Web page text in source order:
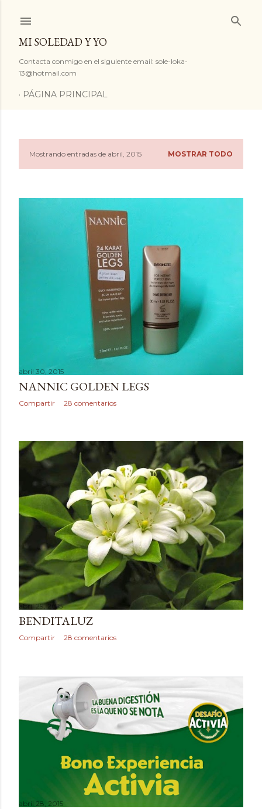
MI SOLEDAD Y YO
Contacta conmigo en el siguiente email: sole-loka-
13@hotmail.com
PÁGINA PRINCIPAL
EMostrando entradas de abril, 2015 MOSTRAR TODO
abril 30, 2015
NANNIC GOLDEN LEGS
Compartir 28 comentarios
abril 29, 2015
BENDITALUZ
Compartir 28 comentarios
abril 28, 2015